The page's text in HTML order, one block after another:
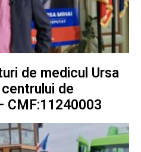
de medicul Ursa
de
CMF:11240003